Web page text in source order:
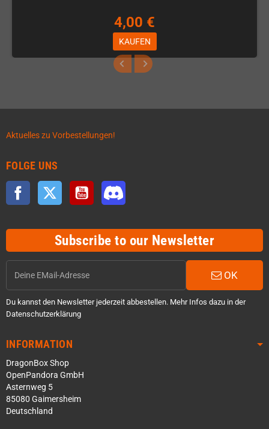
4,00 €
KAUFEN
Aktuelles zu Vorbestellungen!
FOLGE UNS
Facebook Twitter YouTube
Subscribe to our Newsletter
OK
Du kannst den Newsletter jederzeit abbestellen. Mehr Infos dazu in der
Datenschutzerklärung
INFORMATION
DragonBox Shop
OpenPandora GmbH
Asternweg 5
85080 Gaimersheim
Deutschland